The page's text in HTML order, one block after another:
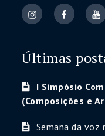
Últimas
I Simpósio
(Composições e
Semana da voz